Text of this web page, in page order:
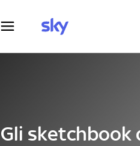
Gli sketchbook